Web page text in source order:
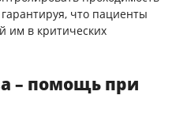
что пациенты
им в критических
– помощь при